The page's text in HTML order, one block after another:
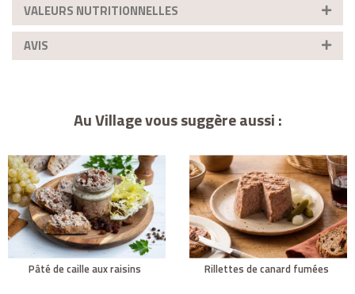
VALEURS NUTRITIONNELLES
AVIS
Au Village vous suggère aussi :
pâté de caille aux raisins rillettes de canard fumées